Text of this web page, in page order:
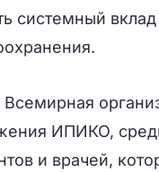
системный
ИПИКО,
и врачей,